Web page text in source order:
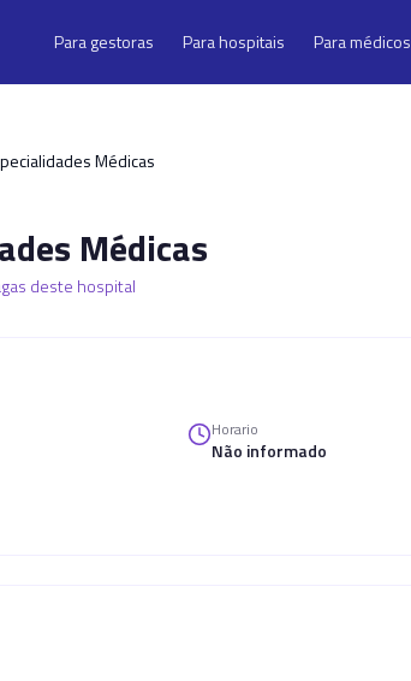
Para gestoras Para hospitais Para médicos
Médicas
Médicas
deste hospital
Horario
Não informado